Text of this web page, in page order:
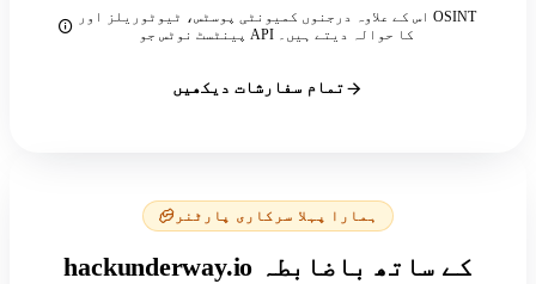
اس کے علاوہ درجنوں کمیونٹی پوسٹس، ٹیوٹوریلز اور OSINT
پینٹسٹ نوٹس جو API کا حوالہ دیتے ہیں۔
تمام سفارشات دیکھیں
ہمارا پہلا سرکاری پارٹنر
hackunderway.io کے ساتھ باضابطہ